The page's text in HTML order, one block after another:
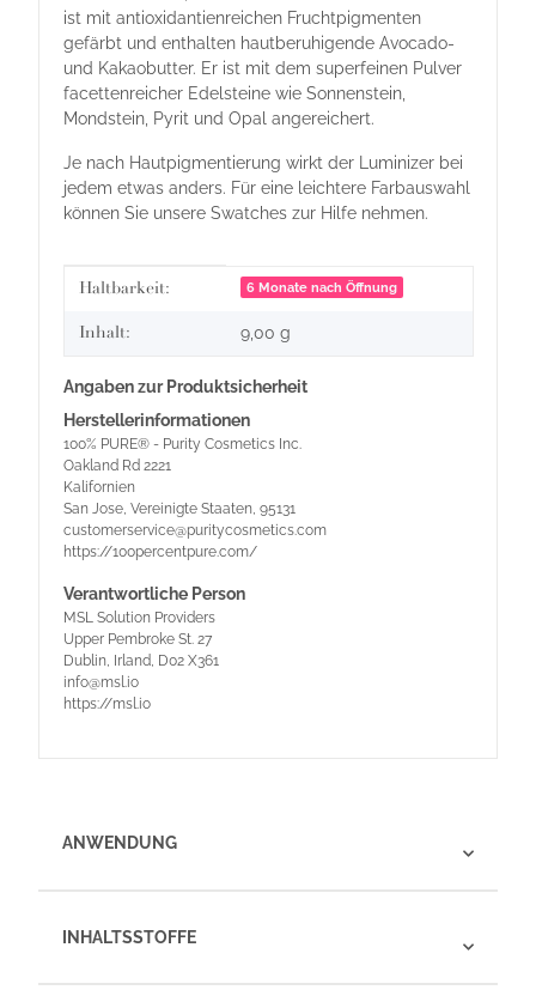
ist mit antioxidantienreichen Fruchtpigmenten
gefärbt und enthalten hautberuhigende Avocado-
und Kakaobutter. Er ist mit dem superfeinen Pulver
facettenreicher Edelsteine wie Sonnenstein,
Mondstein, Pyrit und Opal angereichert.
Je nach Hautpigmentierung wirkt der Luminizer bei
jedem etwas anders. Für eine leichtere Farbauswahl
können Sie unsere Swatches zur Hilfe nehmen.
Produkteigenschaft
Wert
Haltbarkeit: 6 Monate nach Öffnung
Inhalt: 9,00 g
Angaben zur Produktsicherheit
Herstellerinformationen
100% PURE® - Purity Cosmetics Inc.
Oakland Rd 2221
Kalifornien
San Jose, Vereinigte Staaten, 95131
customerservice@puritycosmetics.com
https://100percentpure.com/
Verantwortliche Person
MSL Solution Providers
Upper Pembroke St. 27
Dublin, Irland, D02 X361
info@msl.io
https://msl.io
ANWENDUNG
INHALTSSTOFFE